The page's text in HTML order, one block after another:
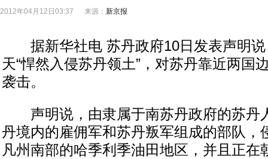
2012年04月12日03:37 来源： 新京报
据新华社电 苏丹政府10日发表声明说
天“悍然入侵苏丹领土”，对苏丹靠近两国
袭击。
声明说，由隶属于南苏丹政府的苏丹
丹境内的雇佣军和苏丹叛军组成的部队，
凡州南部的哈季利季油田地区，并且正在